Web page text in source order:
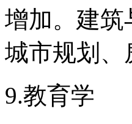
增加。建筑
城市规划、
9.教育学